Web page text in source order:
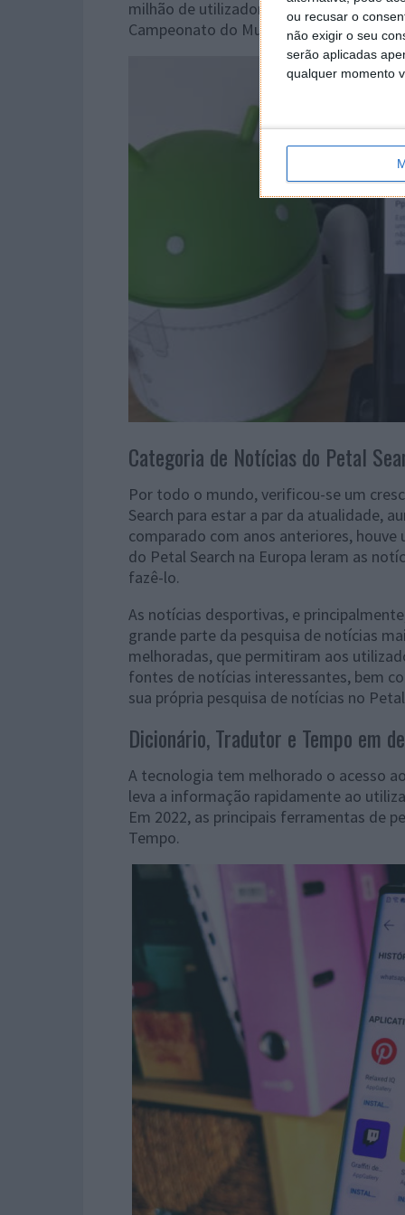
ou recusar o
não exigir o seu
serão aplicadas
qualquer momento
milhão de utilizadores utilizaram o
Campeonato do Mundo 2022.
Categoria de Notícias do Petal
Por todo o mundo, verificou-se um
Search para estar a par da atualidade,
comparado com anos anteriores,
do Petal Search na Europa leram as
fazê-lo.
As notícias desportivas, e
grande parte da pesquisa de notícias
melhoradas, que permitiram aos
fontes de notícias interessantes, bem
sua própria pesquisa de notícias no
Dicionário, Tradutor e Tempo em
A tecnologia tem melhorado o acesso
leva a informação rapidamente ao
Em 2022, as principais ferramentas de
Tempo.